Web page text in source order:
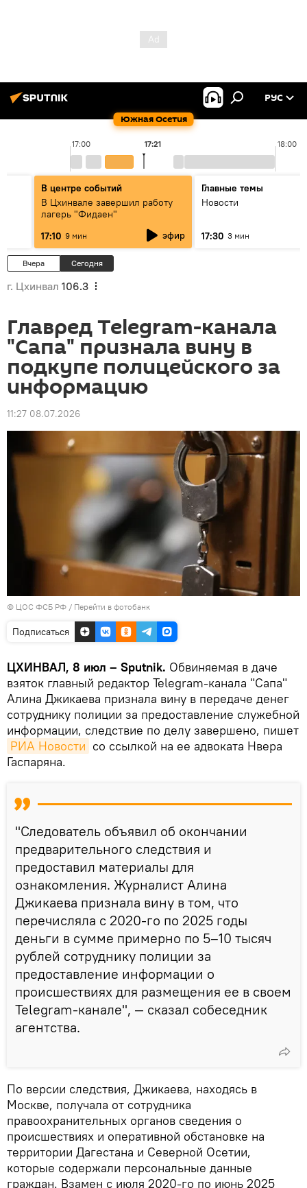
Южная Осетия
РУС
17:00 18:00
17:21
В центре событий
В Цхинвале завершил работу
лагерь "Фидаен"
17:10 9 мин эфир
Главные темы
Новости
17:30 3 мин
Вчера Сегодня
г. Цхинвал 106.3
Главред Telegram-канала
"Сапа" признала вину в
подкупе полицейского за
информацию
11:27 08.07.2026
© ЦОС ФСБ РФ / Перейти в фотобанк
Подписаться
ЦХИНВАЛ, 8 июл – Sputnik. Обвиняемая в даче
взяток главный редактор Telegram-канала "Сапа"
Алина Джикаева признала вину в передаче денег
сотруднику полиции за предоставление служебной
информации, следствие по делу завершено, пишет
РИА Новости со ссылкой на ее адвоката Нвера
Гаспаряна.
"Следователь объявил об окончании
предварительного следствия и
предоставил материалы для
ознакомления. Журналист Алина
Джикаева признала вину в том, что
перечисляла с 2020-го по 2025 годы
деньги в сумме примерно по 5–10 тысяч
рублей сотруднику полиции за
предоставление информации о
происшествиях для размещения ее в своем
Telegram-канале", — сказал собеседник
агентства.
По версии следствия, Джикаева, находясь в
Москве, получала от сотрудника
правоохранительных органов сведения о
происшествиях и оперативной обстановке на
территории Дагестана и Северной Осетии,
которые содержали персональные данные
граждан. Взамен с июля 2020-го по июнь 2025